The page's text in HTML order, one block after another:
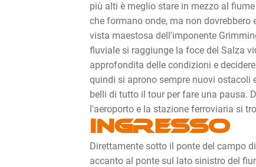
più alti è meglio stare in mezzo al
che formano onde, ma non
vista maestosa dell'imponente
fluviale si raggiunge la foce del Salza
approfondita delle condizioni e
quindi si aprono sempre nuovi ostacoli
belli di tutto il tour per fare una pausa.
l'aeroporto e la stazione ferroviaria si
Ingresso
Direttamente sotto il ponte del campo
accanto al ponte sul lato sinistro del